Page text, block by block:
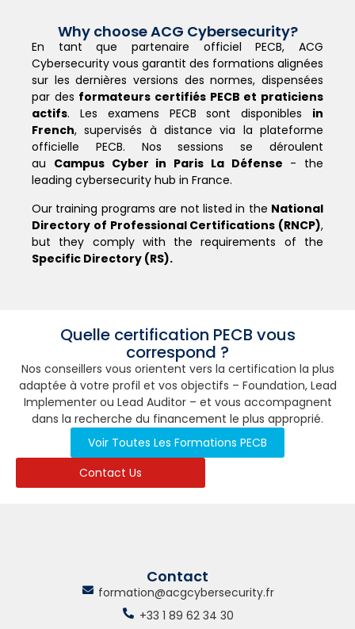
Why choose ACG Cybersecurity?
En tant que partenaire officiel PECB, ACG
Cybersecurity vous garantit des formations alignées
sur les dernières versions des normes, dispensées
par des formateurs certifiés PECB et praticiens
actifs. Les examens PECB sont disponibles in
French, supervisés à distance via la plateforme
officielle PECB. Nos sessions se déroulent
au Campus Cyber in Paris La Défense - the
leading cybersecurity hub in France.
Our training programs are not listed in the National
Directory of Professional Certifications (RNCP),
but they comply with the requirements of the
Specific Directory (RS).
Quelle certification PECB vous
correspond ?
Nos conseillers vous orientent vers la certification la plus
adaptée à votre profil et vos objectifs – Foundation, Lead
Implementer ou Lead Auditor – et vous accompagnent
dans la recherche du financement le plus approprié.
Voir Toutes Les Formations PECB
Contact Us
Contact
formation@acgcybersecurity.fr
+33 1 89 62 34 30